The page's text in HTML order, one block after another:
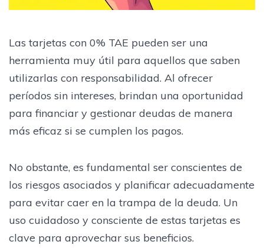
Las tarjetas con 0% TAE pueden ser una
herramienta muy útil para aquellos que saben
utilizarlas con responsabilidad. Al ofrecer
períodos sin intereses, brindan una oportunidad
para financiar y gestionar deudas de manera
más eficaz si se cumplen los pagos.
No obstante, es fundamental ser conscientes de
los riesgos asociados y planificar adecuadamente
para evitar caer en la trampa de la deuda. Un
uso cuidadoso y consciente de estas tarjetas es
clave para aprovechar sus beneficios.